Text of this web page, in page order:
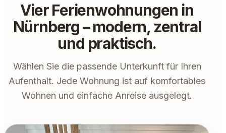
Vier Ferienwohnungen in
Nürnberg – modern, zentral
und praktisch.
Wählen Sie die passende Unterkunft für Ihren
Aufenthalt. Jede Wohnung ist auf komfortables
Wohnen und einfache Anreise ausgelegt.